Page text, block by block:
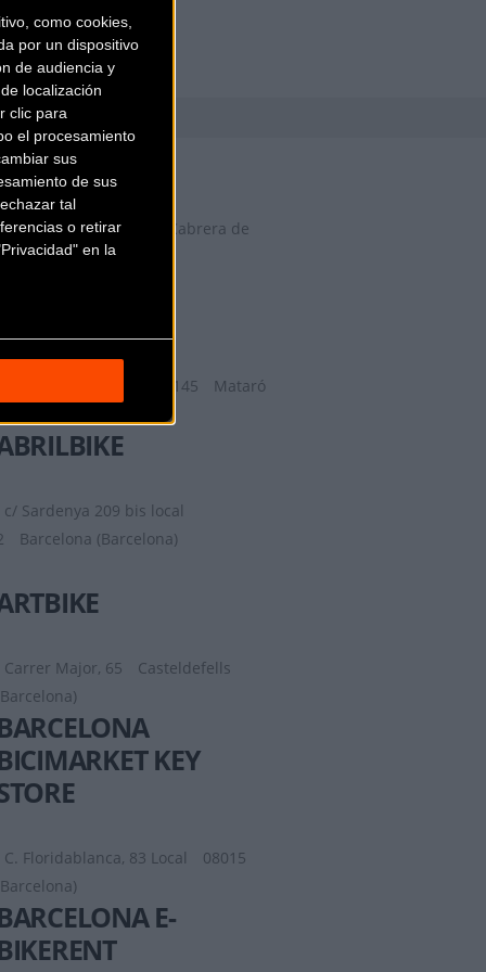
como cookies,
por un dispositivo
de audiencia y
localización
clic para
el procesamiento
sus
de sus
tal
o retirar
en la
FACTORY
Camí del Mig, 62, 64,
Cabrera de
Mar (Barcelona)
Ronda de la Republica 145
Mataró
c/ Sardenya 209 bis local
Barcelona (Barcelona)
Carrer Major, 65
Casteldefells
KEY
C. Floridablanca, 83 Local
08015
E-